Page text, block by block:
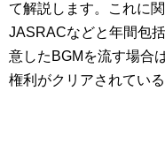
て解説します。これに
JASRACなどと年間包
意したBGMを流す場合
権利がクリアされてい